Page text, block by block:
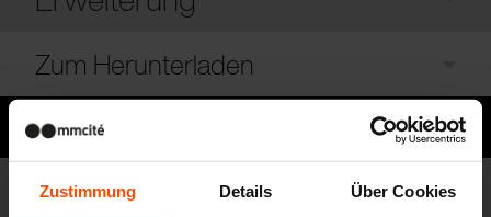
Zustimmung Details Über Cookies
Zum Herunterladen
Brauchen Sie Hilfe?
Modelle Liste der Modelle